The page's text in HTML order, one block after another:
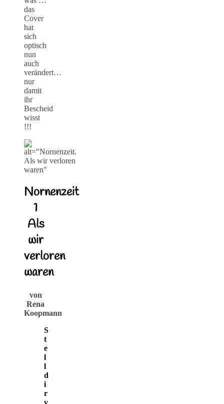
das
Cover
hat
sich
optisch
nun
auch
verändert…
nur
damit
ihr
Bescheid
wisst
!!!
Nornenzeit
1
Als
wir
verloren
waren
von
Rena
Koopmann
S
t
e
l
l
d
i
r
v